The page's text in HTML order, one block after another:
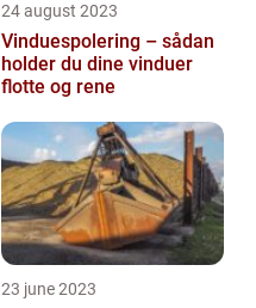
24 august 2023
Vinduespolering – sådan
holder du dine vinduer
flotte og rene
23 june 2023